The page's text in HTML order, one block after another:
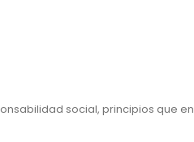
social, principios que